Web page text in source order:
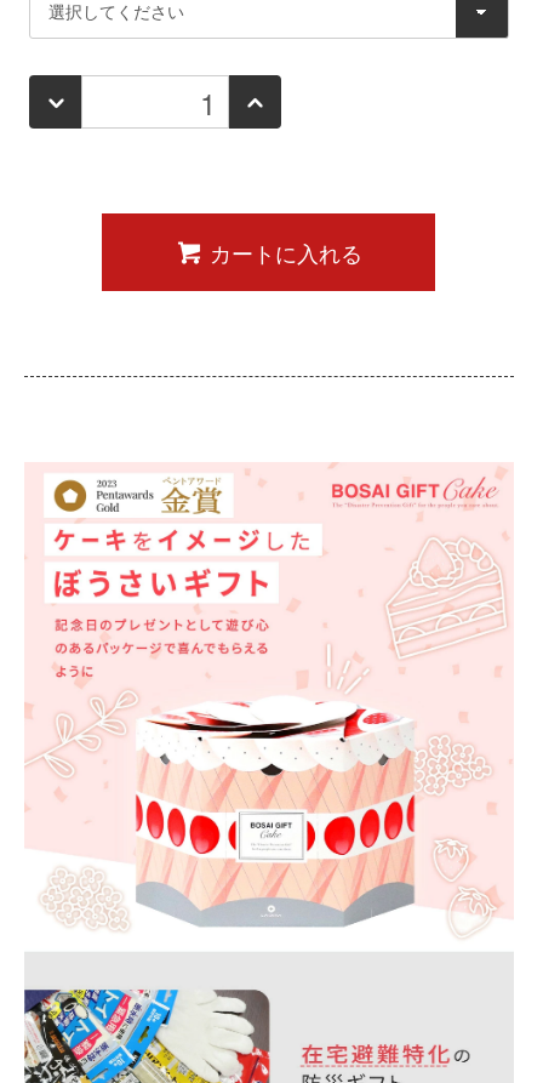
カートに入れる